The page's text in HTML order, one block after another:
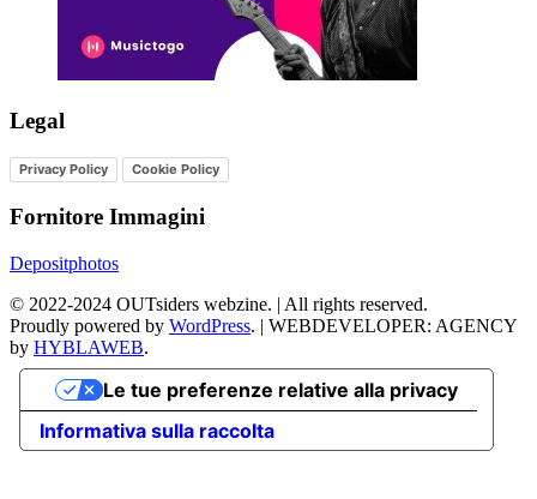
Legal
Privacy Policy Cookie Policy
Fornitore Immagini
Depositphotos
© 2022-2024 OUTsiders webzine. | All rights reserved.
Proudly powered by WordPress. | WEBDEVELOPER: AGENCY
by HYBLAWEB.
Informativa sulla raccolta
Le tue preferenze relative alla privacy